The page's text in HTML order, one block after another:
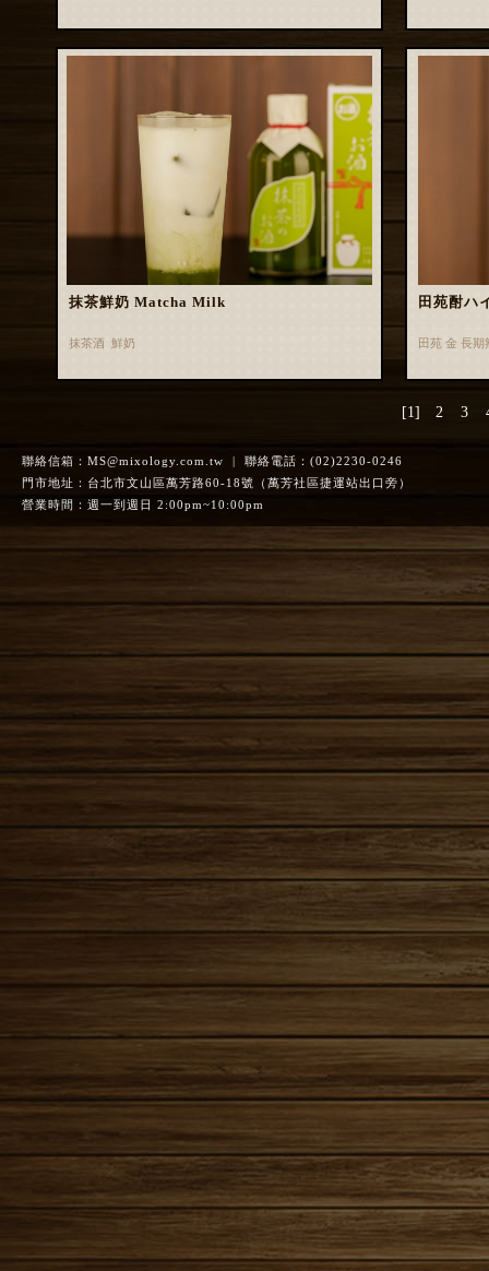
抹茶鮮奶 Matcha Milk
抹茶酒 鮮奶
田苑酎ハ
田苑 金 長
[1] 2 3
聯絡信箱： MS@mixology.com.tw | 聯絡電話：(02)2230-0246
門市地址：台北市文山區萬芳路60-18號（萬芳社區捷運站出口旁）
營業時間：週一到週日 2:00pm~10:00pm